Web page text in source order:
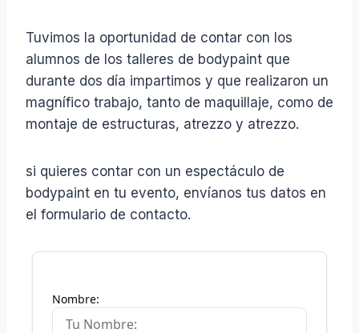
Tuvimos la oportunidad de contar con los
alumnos de los talleres de bodypaint que
durante dos día impartimos y que realizaron un
magnífico trabajo, tanto de maquillaje, como de
montaje de estructuras, atrezzo y atrezzo.
si quieres contar con un espectáculo de
bodypaint en tu evento, envíanos tus datos en
el formulario de contacto.
Nombre: